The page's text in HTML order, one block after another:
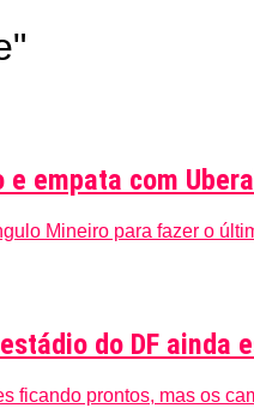
empata com
Mineiro para fazer o
do DF ainda
ficando prontos, mas os